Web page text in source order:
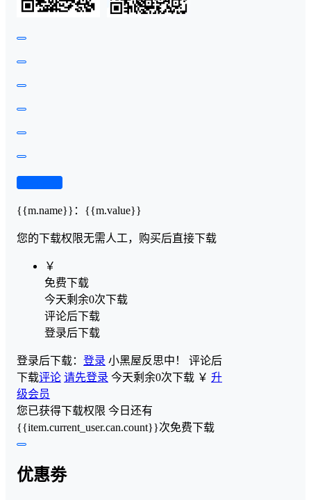
{{m.name}} ： {{m.value}}
您的下载权限无需人工，购买后直接下载
￥
免费下载
今天剩余0次下载
评论后下载
登录后下载
登录后下载： 登录 小黑屋反思中！ 评论后
下载评论 请先登录 今天剩余0次下载 ￥ 升
级会员
您已获得下载权限 今日还有
{{item.current_user.can.count}}次免费下载
优惠劵